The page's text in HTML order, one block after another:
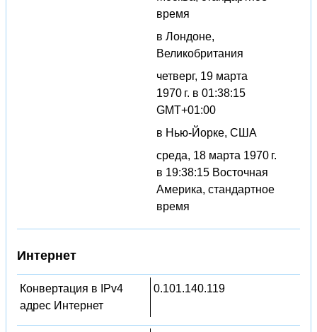
время
в Лондоне,
Великобритания
четверг, 19 марта
1970 г. в 01:38:15
GMT+01:00
в Нью-Йорке, США
среда, 18 марта 1970 г.
в 19:38:15 Восточная
Америка, стандартное
время
Интернет
Конвертация в IPv4
адрес Интернет
0.101.140.119